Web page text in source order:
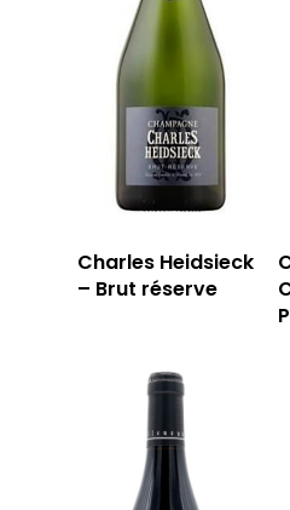
Charles Heidsieck
– Brut réserve